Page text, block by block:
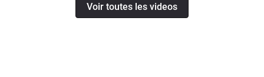
Voir toutes les videos